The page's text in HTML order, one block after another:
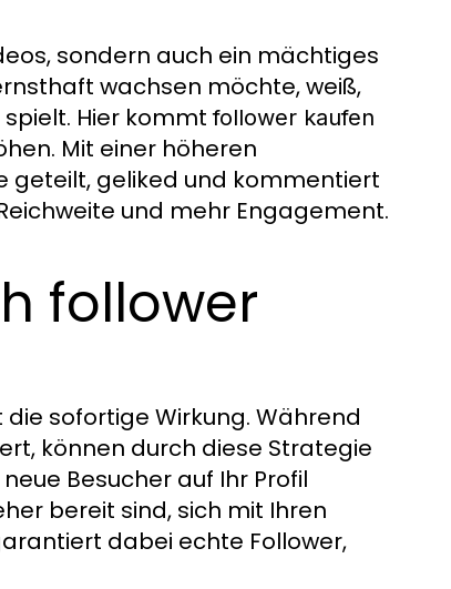
sondern auch ein mächtiges
wachsen möchte, weiß,
spielt. Hier kommtfollower kaufen
Mit einer höheren
geteilt, geliked und kommentiert
und mehr Engagement.
follower
die sofortige Wirkung. Während
können durch diese Strategie
Besucher auf Ihr Profil
bereit sind, sich mit Ihren
dabei echte Follower,